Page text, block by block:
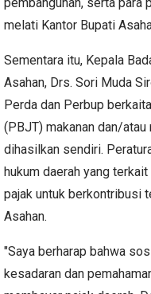
melati Kantor Bupati
Sementara itu, Kepala
Asahan, Drs. Sori Muda
Perda dan Perbup
(PBJT) makanan dan/
dihasilkan sendiri.
hukum daerah yang
pajak untuk berkontribusi
Asahan.
"Saya berharap bahwa
kesadaran dan